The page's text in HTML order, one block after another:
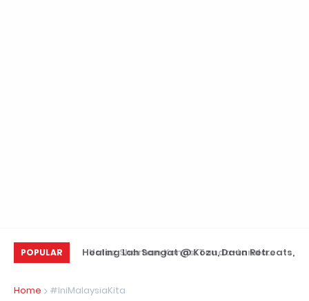
POPULAR
Healing Lah Sangat @ Kozu, Daun Retreats,
Ustaz Sharhan Kongsi Tanda-tanda
Home
#IniMalaysiaKita